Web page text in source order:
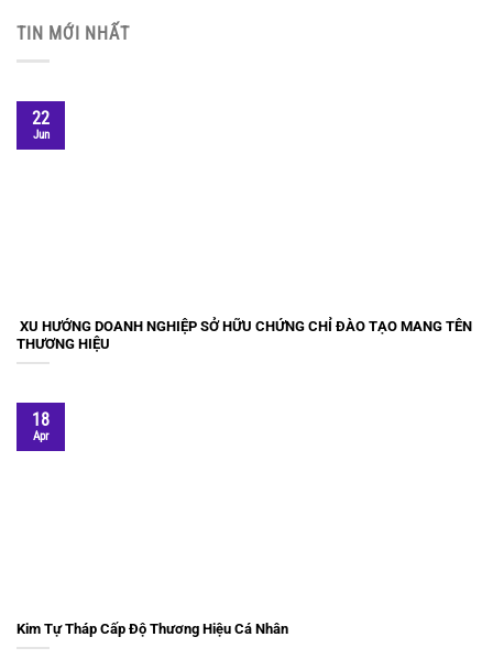
TIN MỚI NHẤT
XU HƯỚNG DOANH NGHIỆP SỞ HỮU CHỨNG CHỈ ĐÀO TẠO MANG TÊN
THƯƠNG HIỆU
22
Jun
Kim Tự Tháp Cấp Độ Thương Hiệu Cá Nhân
18
Apr